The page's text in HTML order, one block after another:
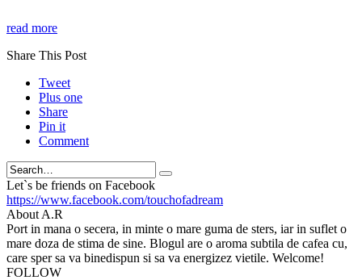
read more
Share This Post
Tweet
Plus one
Share
Pin it
Comment
Search
Let`s be friends on Facebook
https://www.facebook.com/touchofadream
About A.R
Port in mana o secera, in minte o mare guma de sters, iar in suflet o
mare doza de stima de sine. Blogul are o aroma subtila de cafea cu,
care sper sa va binedispun si sa va energizez vietile. Welcome!
FOLLOW